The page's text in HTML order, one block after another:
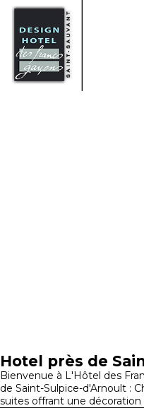
Hotel près de
Bienvenue à L'Hôtel des
de Saint-Sulpice-d'Arnoult :
suites offrant une